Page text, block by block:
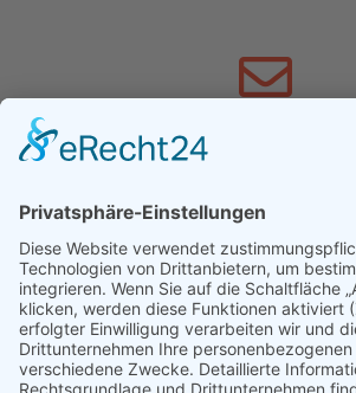
info@schnewoli.de
FACEBOOK